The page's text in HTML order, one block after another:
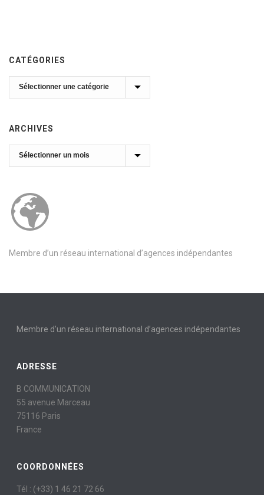
CATÉGORIES
Catégories
ARCHIVES
Archives
Membre d’un réseau international d’agences indépendantes
Membre d’un réseau international d’agences indépendantes
ADRESSE
B COMMUNICATION
55 avenue Marceau
75116 Paris
France
COORDONNÉES
Tél : (+33) 1 46 21 72 66